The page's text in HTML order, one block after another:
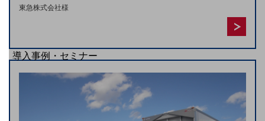
導入事例・セミナー
最新の導入事例や注目の導入事例をご紹介します
東急株式会社様